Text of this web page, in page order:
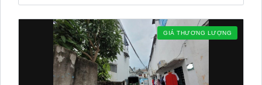
GIÁ THƯƠNG LƯỢNG